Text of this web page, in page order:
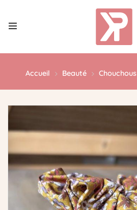
Accueil Beauté Chouchous